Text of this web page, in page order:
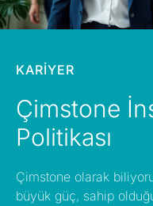
KARİYER
Çimstone
Politikası
Çimstone olarak
büyük güç, sahip